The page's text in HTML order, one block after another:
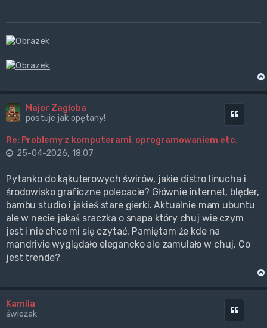
Major Zagłoba
postuje jak opętany!
Re: Problemy z komputerami, oprogramowaniem etc.
25-04-2026, 18:07
Pytanko do kąkuterowych świrów, jakie distro linucha i
środowisko graficzne polecacie? Głównie internet, blęder,
bambu studio i jakieś stare gierki. Aktualnie mam ubuntu
ale w necie jakaś sraczka o snapa który chuj wie czym
jest i nie chce mi się czytać. Pamiętam że kde na
mandrivie wyglądało elegancko ale zamulało w chuj. Co
jest trende?
Kamila
świeżak